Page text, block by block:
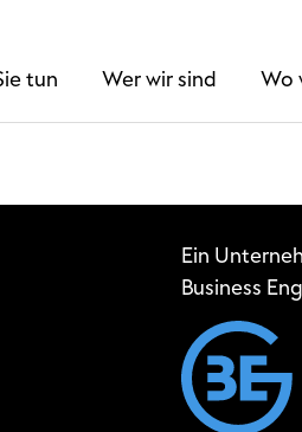
tun Wer wir sind Wo
Ein
Business